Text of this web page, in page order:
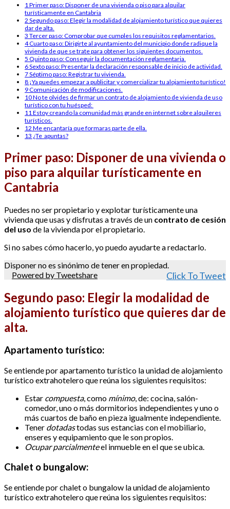
1 Primer paso: Disponer de una vivienda o piso para alquilar
turísticamente en Cantabria
2 Segundo paso: Elegir la modalidad de alojamiento turístico que quieres
dar de alta.
3 Tercer paso: Comprobar que cumples los requisitos reglamentarios.
4Cuarto paso: Dirigirte al ayuntamiento del municipio donde radique la
vivienda de que se trate para obtener los siguientes documentos.
5 Quinto paso: Conseguir la documentación reglamentaria.
6Sexto paso: Presentar la declaración responsable de inicio de actividad.
7Séptimo paso: Registrar tu vivienda.
8 ¡Ya puedes empezar a publicitar y comercializar tu alojamiento turístico!
9Comunicación de modificaciones.
10No te olvides de firmar un contrato de alojamiento de vivienda de uso
turístico con tu huésped:
11 Estoy creando la comunidad más grande en internet sobre alquileres
turísticos.
12 Me encantaría que formaras parte de ella.
13 ¿Te apuntas?
Primer paso: Disponer de una vivienda o
piso para alquilar turísticamente en
Cantabria
Puedes no ser propietario y explotar turísticamente una
vivienda que usas y disfrutas a través de un contrato de cesión
del uso de la vivienda por el propietario.
Si no sabes cómo hacerlo, yo puedo ayudarte a redactarlo.
Disponer no es sinónimo de tener en propiedad.
Powered by Tweetshare
Click To Tweet
Segundo paso: Elegir la modalidad de
alojamiento turístico que quieres dar de
alta.
Apartamento turístico:
Se entiende por apartamento turístico la unidad de alojamiento
turístico extrahotelero que reúna los siguientes requisitos:
Estar compuesta, como mínimo, de: cocina, salón-
comedor, uno o más dormitorios independientes y uno o
más cuartos de baño en pieza igualmente independiente.
Tener dotadastodas sus estancias con el mobiliario,
enseres y equipamiento que le son propios.
Ocupar parcialmenteel inmueble en el que se ubica.
Chalet o bungalow:
Se entiende por chalet o bungalow la unidad de alojamiento
turístico extrahotelero que reúna los siguientes requisitos: